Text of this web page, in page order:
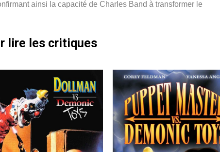
ainsi la capacité de Charles Band à transformer le
lire les critiques